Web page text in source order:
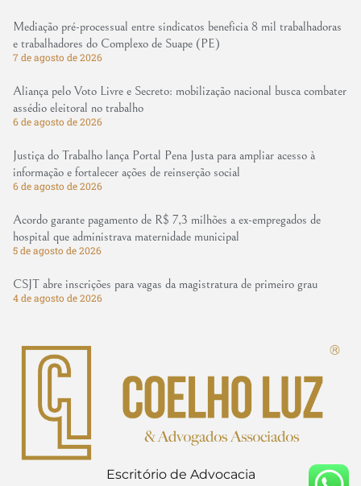
Mediação pré-processual entre sindicatos beneficia 8 mil trabalhadoras
e trabalhadores do Complexo de Suape (PE)
7 de agosto de 2026
Aliança pelo Voto Livre e Secreto: mobilização nacional busca combater
assédio eleitoral no trabalho
6 de agosto de 2026
Justiça do Trabalho lança Portal Pena Justa para ampliar acesso à
informação e fortalecer ações de reinserção social
6 de agosto de 2026
Acordo garante pagamento de R$ 7,3 milhões a ex-empregados de
hospital que administrava maternidade municipal
5 de agosto de 2026
CSJT abre inscrições para vagas da magistratura de primeiro grau
4 de agosto de 2026
Escritório de Advocacia